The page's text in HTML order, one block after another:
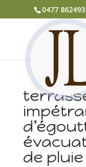
0477 862493
de pluie